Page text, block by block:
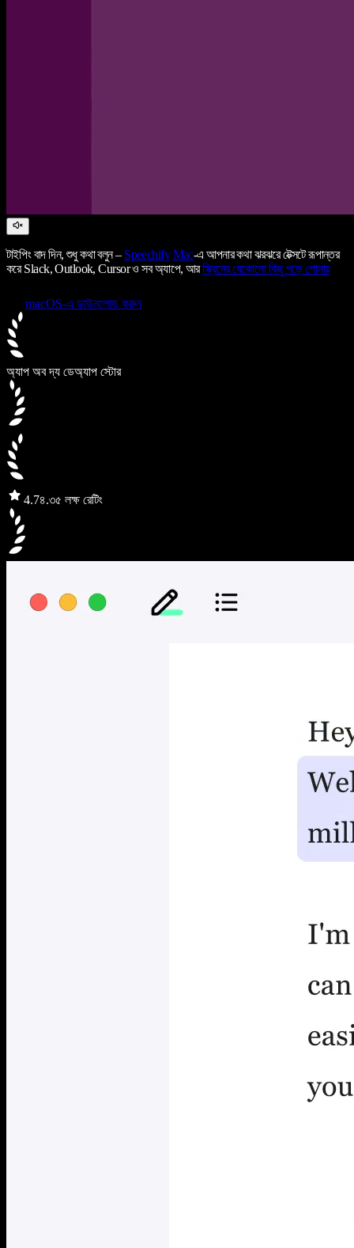
টাইপিং বাদ দিন, শুধু কথা বলুন – Speechify Mac-এ আপনার কথা ঝরঝরে টেক্সটে রূপান্তর
করে Slack, Outlook, Cursor ও সব অ্যাপে, আরস্ক্রিনের যেকোনো কিছু পড়ে শোনায়
macOS-এ ডাউনলোড করুন
অ্যাপ অব দ্য ডেঅ্যাপ স্টোর
4.7৪.৩৫ লক্ষ রেটিং